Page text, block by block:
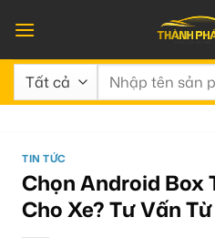
qua
nội
dung
Tìm
TIN TỨC
Chọn Android Box
Cho Xe? Tư Vấn